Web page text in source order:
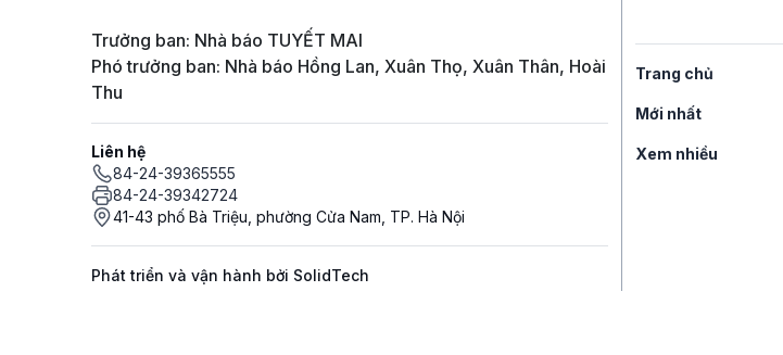
Trưởng ban: Nhà báo TUYẾT MAI
Phó trưởng ban: Nhà báo Hồng Lan, Xuân Thọ, Xuân Thân, Hoài
Thu
Liên hệ
84-24-39365555
84-24-39342724
41-43 phố Bà Triệu, phường Cửa Nam, TP. Hà Nội
Phát triển và vận hành bởi SolidTech
Trang chủ
Mới nhất
Xem nhiều